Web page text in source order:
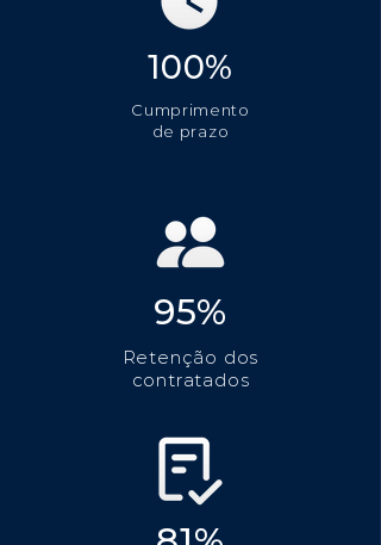
100%
Cumprimento
de prazo
95%
Retenção dos
contratados